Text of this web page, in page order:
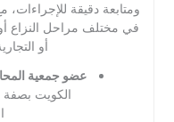
ومتابعة دقيقة للإجراءات،
في مختلف مراحل النزاع أو
أو
عضو جمعية
الكويت بصفة